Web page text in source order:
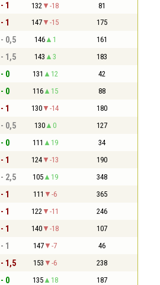
1 132 -18 81
1 147 -15 175
0,5 146 1 161
1,5 143 3 183
0 131 12 42
0 116 15 88
1 130 -14 180
0,5 130 0 127
0 111 19 34
1 124 -13 190
2,5 105 19 348
1 111 -6 365
1 122 -11 246
1 140 -18 107
1 147 -7 46
1,5 153 -6 238
0 135 18 187